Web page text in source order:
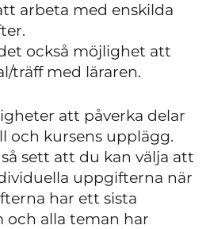
arbeta med enskilda
också möjlighet att
träff med läraren.
att påverka delar
och kursens upplägg.
sett att du kan välja att
uppgifterna när
har ett sista
alla teman har